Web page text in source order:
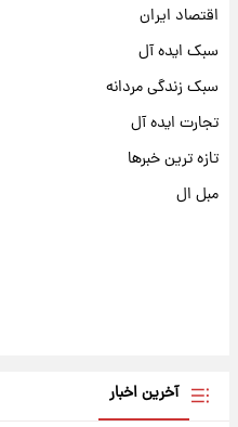
اقتصاد ایران
سبک ایده آل
سبک زندگی مردانه
تجارت ایده آل
تازه ترین خبرها
مبل ال
آخرین اخبار